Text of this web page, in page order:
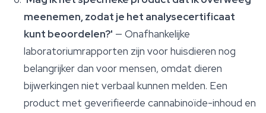
meenemen, zodat je het analysecertificaat
kunt beoordelen?' — Onafhankelijke
laboratoriumrapporten zijn voor huisdieren nog
belangrijker dan voor mensen, omdat dieren
bijwerkingen niet verbaal kunnen melden. Een
product met geverifieerde cannabinoïde-inhoud en